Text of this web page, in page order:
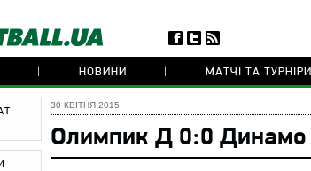
НОВИНИ МАТЧІ ТА ТУРНІРИ
30 КВІТНЯ 2015
Олимпик Д 0:0 Динамо